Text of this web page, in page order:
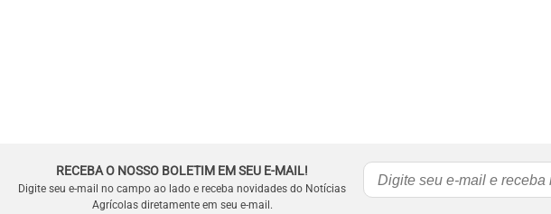
RECEBA O NOSSO BOLETIM EM SEU E-MAIL!
Digite seu e-mail no campo ao lado e receba novidades do Notícias
Agrícolas diretamente em seu e-mail.